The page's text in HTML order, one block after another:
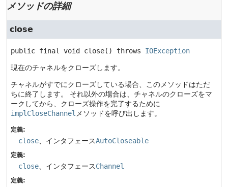
メソッドの詳細
close
public final void close() throws IOException
現在のチャネルをクローズします。
チャネルがすでにクローズしている場合、このメソッドはただ
ちに終了します。
それ以外の場合は、チャネルのクローズをマ
ークしてから、クローズ操作を完了するために
implCloseChannel メソッドを呼び出します。
定義:
close 、インタフェースAutoCloseable
定義:
close 、インタフェースChannel
定義: